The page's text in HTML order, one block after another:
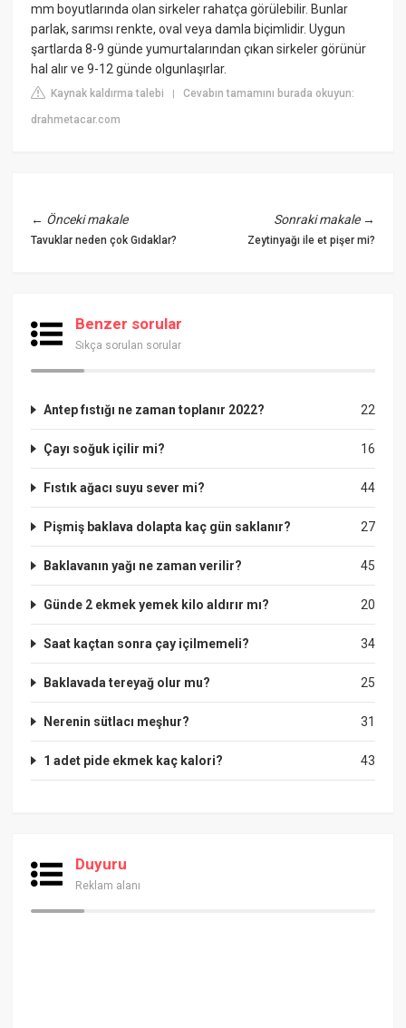
mm boyutlarında olan sirkeler rahatça görülebilir. Bunlar
parlak, sarımsı renkte, oval veya damla biçimlidir. Uygun
şartlarda 8-9 günde yumurtalarından çıkan sirkeler görünür
hal alır ve 9-12 günde olgunlaşırlar.
Kaynak kaldırma talebi |Cevabın tamamını burada okuyun:
drahmetacar.com
← Önceki makale
Tavuklar neden çok Gıdaklar?
Sonraki makale→
Zeytinyağı ile et pişer mi?
Benzer sorular
Sıkça sorulan sorular
22
Antep fıstığı ne zaman toplanır 2022?
16
Çayı soğuk içilir mi?
44
Fıstık ağacı suyu sever mi?
27
Pişmiş baklava dolapta kaç gün saklanır?
45
Baklavanın yağı ne zaman verilir?
20
Günde 2 ekmek yemek kilo aldırır mı?
34
Saat kaçtan sonra çay içilmemeli?
25
Baklavada tereyağ olur mu?
31
Nerenin sütlacı meşhur?
43
1 adet pide ekmek kaç kalori?
Duyuru
Reklam alanı